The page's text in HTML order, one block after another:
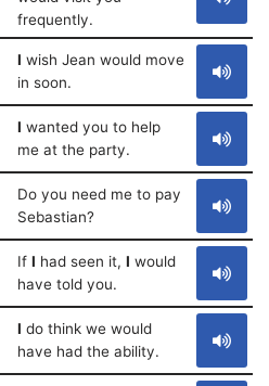
frequently.
I wish Jean would move
in soon.
I wanted you to help
me at the party.
Do you need me to pay
Sebastian?
If I had seen it, I would
have told you.
I do think we would
have had the ability.